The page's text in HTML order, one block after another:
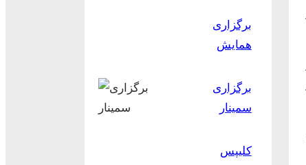
برگزاری
همایش
برگزاری
سمینار
کلیپس